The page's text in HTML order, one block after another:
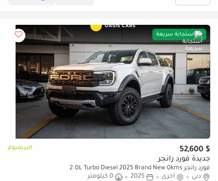
استجابة سريعة
$ 52,600 البريميوم
جديدة فورد رانجر
فورد رانجر 2.0L Turbo Diesel 2025 Brand New 0kms
دبي
أخرى 2025
0 كيلومتر